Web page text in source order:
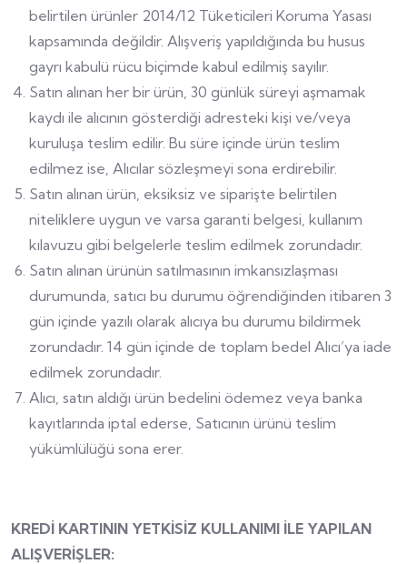
belirtilen ürünler 2014/12 Tüketicileri Koruma Yasası
kapsamında değildir. Alışveriş yapıldığında bu husus
gayrı kabulü rücu biçimde kabul edilmiş sayılır.
Satın alınan her bir ürün, 30 günlük süreyi aşmamak
kaydı ile alıcının gösterdiği adresteki kişi ve/veya
kuruluşa teslim edilir. Bu süre içinde ürün teslim
edilmez ise, Alıcılar sözleşmeyi sona erdirebilir.
Satın alınan ürün, eksiksiz ve siparişte belirtilen
niteliklere uygun ve varsa garanti belgesi, kullanım
kılavuzu gibi belgelerle teslim edilmek zorundadır.
Satın alınan ürünün satılmasının imkansızlaşması
durumunda, satıcı bu durumu öğrendiğinden itibaren 3
gün içinde yazılı olarak alıcıya bu durumu bildirmek
zorundadır. 14 gün içinde de toplam bedel Alıcı’ya iade
edilmek zorundadır.
Alıcı, satın aldığı ürün bedelini ödemez veya banka
kayıtlarında iptal ederse, Satıcının ürünü teslim
yükümlülüğü sona erer.
KREDİ KARTININ YETKİSİZ KULLANIMI İLE YAPILAN
ALIŞVERİŞLER: